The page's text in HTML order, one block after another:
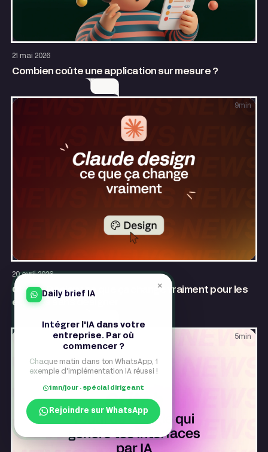
21 mai 2026
Combien coûte une application sur mesure ?
20 avril 2026
Claude Design : ce que ça change vraiment pour les
équipes sans designer
9 min
5 min
×
Daily brief IA
Intégrer l'IA dans votre
entreprise. Par où
commencer ?
Chaque matin dans ton WhatsApp, 1
exemple d'implémentation IA réussi !
1mn/jour · spécial dirigeant
Rejoindre sur WhatsApp